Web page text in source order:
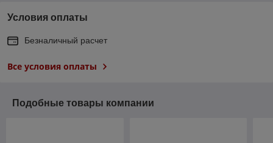
Условия оплаты
Безналичный расчет
Все условия оплаты
Подобные товары компании